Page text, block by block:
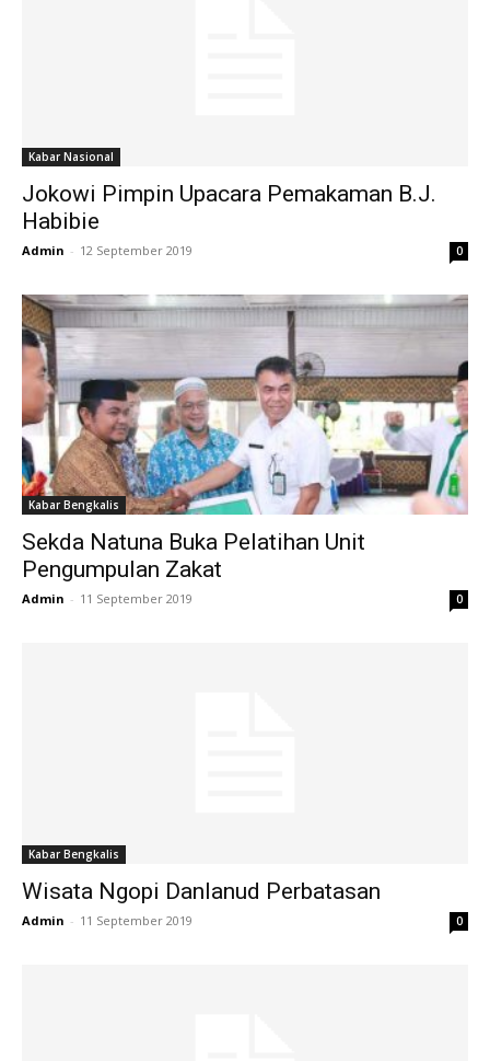
Kabar Nasional
Jokowi Pimpin Upacara Pemakaman B.J.
Habibie
Admin - 12 September 2019 0
Kabar Bengkalis
Sekda Natuna Buka Pelatihan Unit
Pengumpulan Zakat
Admin - 11 September 2019 0
Kabar Bengkalis
Wisata Ngopi Danlanud Perbatasan
Admin - 11 September 2019 0